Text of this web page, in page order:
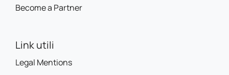
Become a Partner
Link utili
Legal Mentions